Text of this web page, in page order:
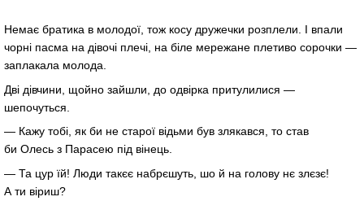
Немає братика в молодої, тож косу дружечки розплели. І впали
чорні пасма на дівочі плечі, на біле мережане плетиво сорочки —
заплакала молода.
Дві дівчини, щойно зайшли, до одвірка притулилися —
шепочуться.
— Кажу тобі, як би не старої відьми був злякався, то став
би Олесь з Парасею під вінець.
— Та цур їй! Люди такєє набрєшуть, шо й на голову нє злєзє!
А ти віриш?